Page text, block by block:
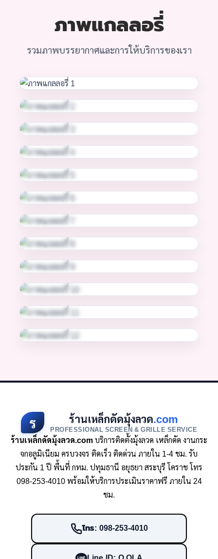
ภาพแกลลอรี่
รวมภาพบรรยากาศและการให้บริการของเรา
ร ร้านเหล็กดัดมุ้งลวด.com
PROFESSIONAL SCREEN & GRILLE SERVICE
ร้านเหล็กดัดมุ้งลวด.comบริการติดตั้งมุ้งลวด เหล็กดัด งานกระ
จกอลูมิเนียม ครบวงจร ติดเร็ว ติดด่วน ภายใน 1-4 ชม. รับ
ประกัน 1 ปี พื้นที่ กทม. ปทุมธานี อยุธยา สระบุรี โคราช โทร
098-253-4010 พร้อมให้บริการประเมินราคาฟรี ภายใน 24
ชม.
โทร: 098-253-4010